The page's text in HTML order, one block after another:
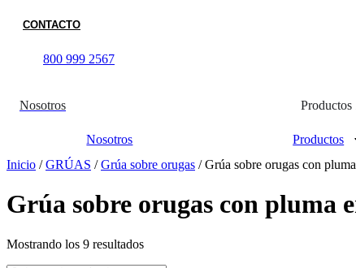
CONTACTO
800 999 2567
Nosotros Productos
Nosotros Productos
Inicio /GRÚAS /Grúa sobre orugas / Grúa sobre orugas con
Grúa sobre orugas con pluma
Mostrando los 9 resultados